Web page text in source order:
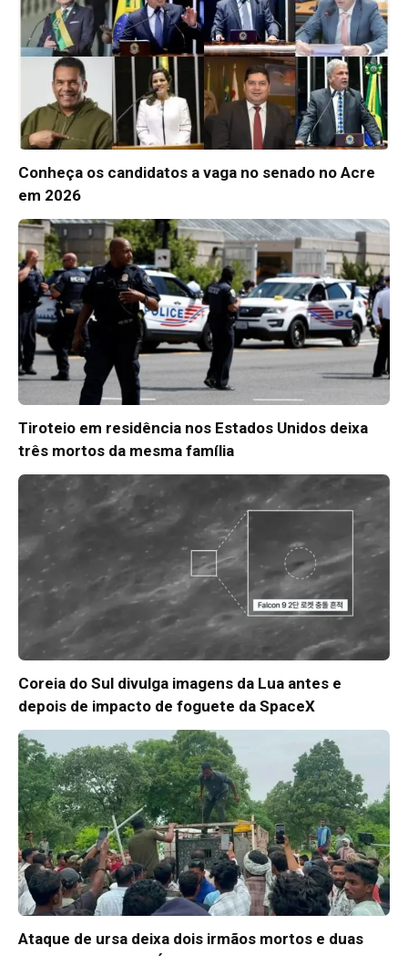
Conheça os candidatos a vaga no senado no Acre
em 2026
Tiroteio em residência nos Estados Unidos deixa
três mortos da mesma família
Coreia do Sul divulga imagens da Lua antes e
depois de impacto de foguete da SpaceX
Ataque de ursa deixa dois irmãos mortos e duas